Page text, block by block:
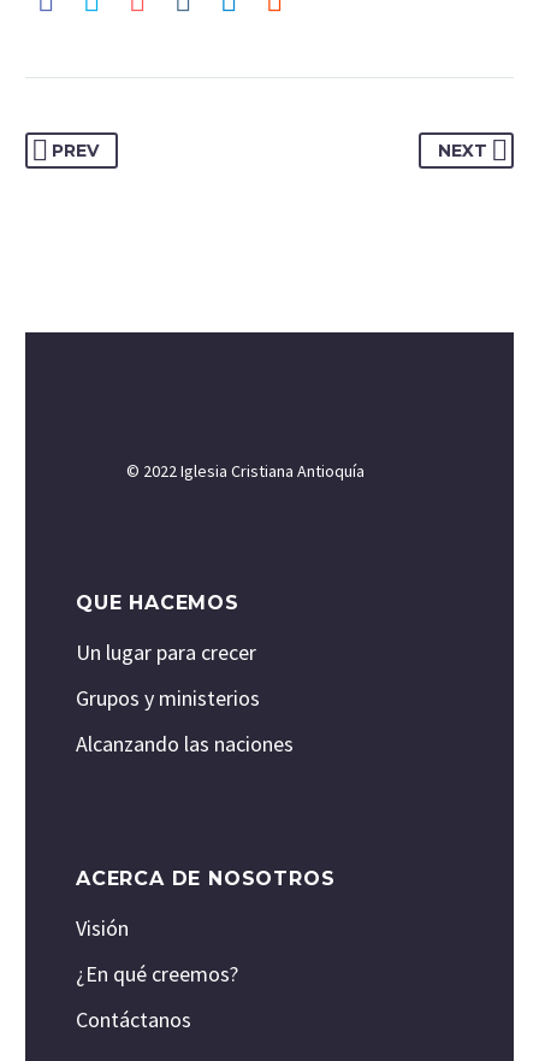
PREV NEXT
© 2022 Iglesia Cristiana Antioquía
QUE HACEMOS
Un lugar para crecer
Grupos y ministerios
Alcanzando las naciones
ACERCA DE NOSOTROS
Visión
¿En qué creemos?
Contáctanos